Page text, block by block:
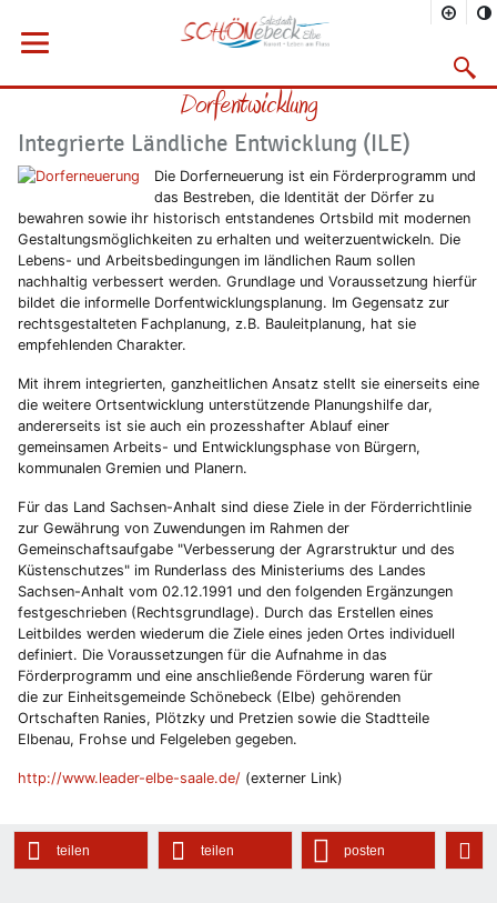
Menü öffnen
Startseite
Stadtentwicklung
Konzepte Ländliche Entwicklung
Dorfentwicklung
Integrierte Ländliche Entwicklung (ILE)
Die Dorferneuerung ist ein Förderprogramm und
das Bestreben, die Identität der Dörfer zu
bewahren sowie ihr historisch entstandenes Ortsbild mit modernen
Gestaltungsmöglichkeiten zu erhalten und weiterzuentwickeln. Die
Lebens- und Arbeitsbedingungen im ländlichen Raum sollen
nachhaltig verbessert werden. Grundlage und Voraussetzung hierfür
bildet die informelle Dorfentwicklungsplanung. Im Gegensatz zur
rechtsgestalteten Fachplanung, z.B. Bauleitplanung, hat sie
empfehlenden Charakter.
Mit ihrem integrierten, ganzheitlichen Ansatz stellt sie einerseits eine
die weitere Ortsentwicklung unterstützende Planungshilfe dar,
andererseits ist sie auch ein prozesshafter Ablauf einer
gemeinsamen Arbeits- und Entwicklungsphase von Bürgern,
kommunalen Gremien und Planern.
Für das Land Sachsen-Anhalt sind diese Ziele in der Förderrichtlinie
zur Gewährung von Zuwendungen im Rahmen der
Gemeinschaftsaufgabe "Verbesserung der Agrarstruktur und des
Küstenschutzes" im Runderlass des Ministeriums des Landes
Sachsen-Anhalt vom 02.12.1991 und den folgenden Ergänzungen
festgeschrieben (Rechtsgrundlage). Durch das Erstellen eines
Leitbildes werden wiederum die Ziele eines jeden Ortes individuell
definiert. Die Voraussetzungen für die Aufnahme in das
Förderprogramm und eine anschließende Förderung waren für
die zur Einheitsgemeinde Schönebeck (Elbe) gehörenden
Ortschaften Ranies, Plötzky und Pretzien sowie die Stadtteile
Elbenau, Frohse und Felgeleben gegeben.
http://www.leader-elbe-saale.de/ (externer Link)
teilen teilen posten